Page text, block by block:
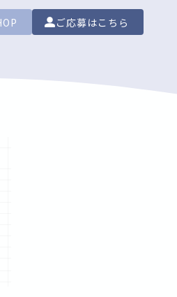
ご応募はこちら